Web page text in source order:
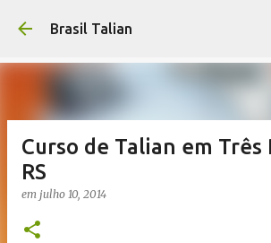
Pular para o conteúdo
Brasil Talian
Curso de Talian em Três
RS
em julho 10, 2014